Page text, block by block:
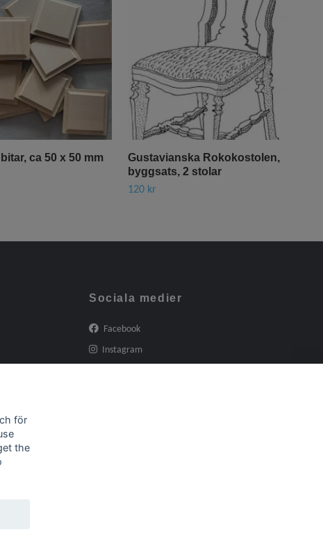
ca 50 x 50 mm
Gustavianska Rokokostolen,
byggsats, 2 stolar
120 kr
Sociala medier
Facebook
Instagram
för
the